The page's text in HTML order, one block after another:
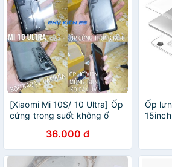
[Xiaomi Mi 10S/ 10 Ultra] Ốp
cứng trong suốt không ố
36.000 đ
Ốp